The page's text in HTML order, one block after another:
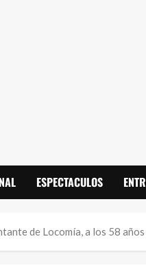
ESPECTACULOS
de Locomía, a los 58 años